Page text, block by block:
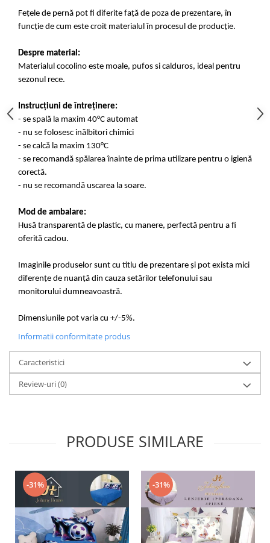
Fețele de pernă pot fi diferite față de poza de prezentare, în
funcție de cum este croit materialul în procesul de producție.
Despre material:
Materialul cocolino este moale, pufos si calduros, ideal pentru
sezonul rece.
Instrucțiuni de întreținere:
- se spală la maxim 40°C automat
- nu se folosesc inălbitori chimici
- se calcă la maxim 130°C
- se recomandă spălarea înainte de prima utilizare pentru o igienă
corectă.
- nu se recomandă uscarea la soare.
Mod de ambalare:
Husă transparentă de plastic, cu manere, perfectă pentru a fi
oferită cadou.
Imaginile produselor sunt cu titlu de prezentare și pot exista mici
diferențe de nuanță din cauza setărilor telefonului sau
monitorului dumneavoastră.
Dimensiunile pot varia cu +/-5%.
Informatii conformitate produs
Caracteristici
Review-uri(0)
PRODUSE SIMILARE
-31% -31%